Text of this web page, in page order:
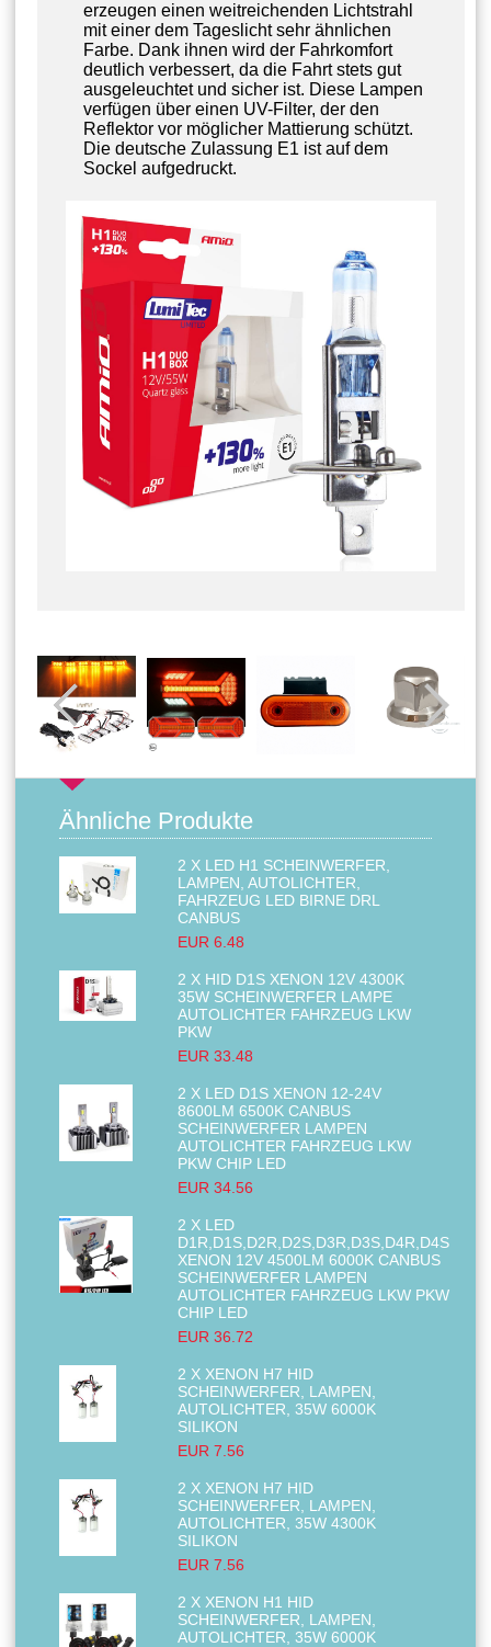
erzeugen einen weitreichenden Lichtstrahl
mit einer dem Tageslicht sehr ähnlichen
Farbe. Dank ihnen wird der Fahrkomfort
deutlich verbessert, da die Fahrt stets gut
ausgeleuchtet und sicher ist. Diese Lampen
verfügen über einen UV-Filter, der den
Reflektor vor möglicher Mattierung schützt.
Die deutsche Zulassung E1 ist auf dem
Sockel aufgedruckt.
Ähnliche Produkte
2 X LED H1 SCHEINWERFER,
LAMPEN, AUTOLICHTER,
FAHRZEUG LED BIRNE DRL
CANBUS
EUR 6.48
2 X HID D1S XENON 12V 4300K
35W SCHEINWERFER LAMPE
AUTOLICHTER FAHRZEUG LKW
PKW
EUR 33.48
2 X LED D1S XENON 12-24V
8600LM 6500K CANBUS
SCHEINWERFER LAMPEN
AUTOLICHTER FAHRZEUG LKW
PKW CHIP LED
EUR 34.56
2 X LED
D1R,D1S,D2R,D2S,D3R,D3S,D4R,D4S
XENON 12V 4500LM 6000K CANBUS
SCHEINWERFER LAMPEN
AUTOLICHTER FAHRZEUG LKW PKW
CHIP LED
EUR 36.72
2 X XENON H7 HID
SCHEINWERFER, LAMPEN,
AUTOLICHTER, 35W 6000K
SILIKON
EUR 7.56
2 X XENON H7 HID
SCHEINWERFER, LAMPEN,
AUTOLICHTER, 35W 4300K
SILIKON
EUR 7.56
2 X XENON H1 HID
SCHEINWERFER, LAMPEN,
AUTOLICHTER, 35W 6000K